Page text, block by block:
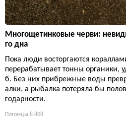
Многощетинковые черви:
го дна
Пока люди восторгаются
перерабатывает тонны органики,
б. Без них прибрежные воды
алки, а рыбалка потеряла бы
годарности.
Питомцы 8 808